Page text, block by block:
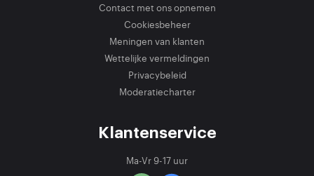
Contact met ons opnemen
Cookiesbeheer
Meningen van klanten
Wettelijke vermeldingen
Privacybeleid
Moderatiecharter
Klantenservice
Ma-Vr 9-17 uur